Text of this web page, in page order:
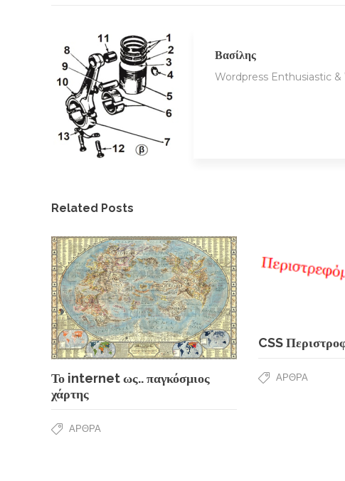
Βασίλης
Wordpress Enthusiastic
Related Posts
Το internet ως.. παγκόσμιος
χάρτης
ΆΡΘΡΑ
CSS
ΆΡΘΡΑ